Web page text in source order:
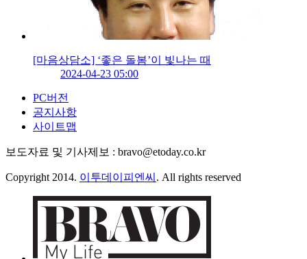
[마음상담소] ‘좋은 돌봄’이 빛나는 때
2024-04-23 05:00
PC버전
공지사항
사이트맵
보도자료 및 기사제보 : bravo@etoday.co.kr
Copyright 2014. 이투데이피엔씨 . All rights reserved